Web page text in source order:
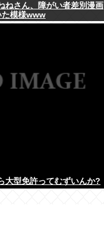
ねさん、障がい者差別漫画
た模様www
大型免許ってむずいんか?